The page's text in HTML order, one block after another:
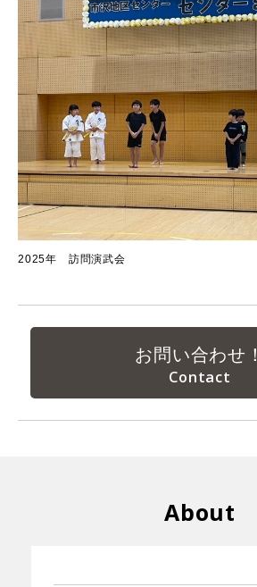
2025年 訪問演武会
お問い合わせ！
About